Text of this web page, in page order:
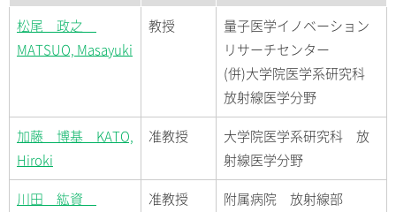
松尾 政之
MATSUO, Masayuki
教授
量子医学イノベーション
リサーチセンター
(併)大学院医学系研究科
放射線医学分野
加藤 博基 KATO,
Hiroki
准教授
大学院医学系研究科 放
射線医学分野
川田 紘資
准教授 附属病院 放射線部